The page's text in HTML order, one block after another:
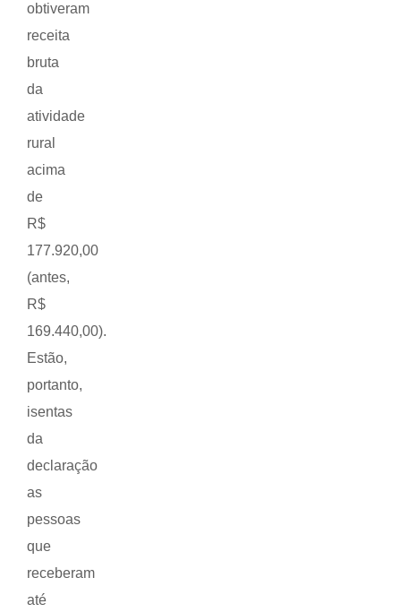
obtiveram
receita
bruta
da
atividade
rural
acima
de
R$
177.920,00
(antes,
R$
169.440,00).
Estão,
portanto,
isentas
da
declaração
as
pessoas
que
receberam
até